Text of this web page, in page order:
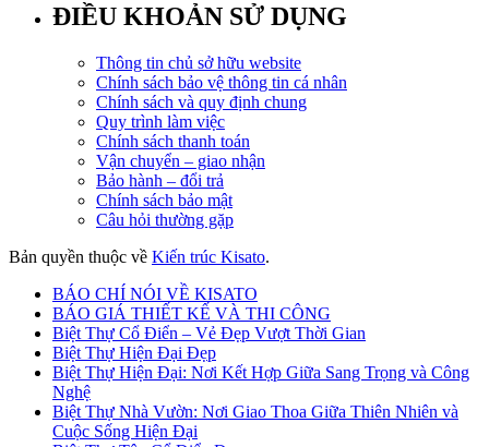
ĐIỀU KHOẢN SỬ DỤNG
Thông tin chủ sở hữu website
Chính sách bảo vệ thông tin cá nhân
Chính sách và quy định chung
Quy trình làm việc
Chính sách thanh toán
Vận chuyển – giao nhận
Bảo hành – đổi trả
Chính sách bảo mật
Câu hỏi thường gặp
Bản quyền thuộc về Kiến trúc Kisato.
BÁO CHÍ NÓI VỀ KISATO
BÁO GIÁ THIẾT KẾ VÀ THI CÔNG
Biệt Thự Cổ Điển – Vẻ Đẹp Vượt Thời Gian
Biệt Thự Hiện Đại Đẹp
Biệt Thự Hiện Đại: Nơi Kết Hợp Giữa Sang Trọng và Công
Nghệ
Biệt Thự Nhà Vườn: Nơi Giao Thoa Giữa Thiên Nhiên và
Cuộc Sống Hiện Đại